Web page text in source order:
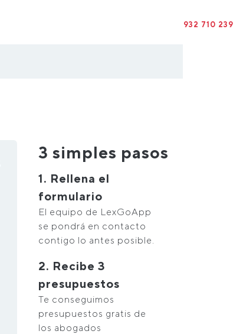
932 710 239
3 simples pasos
1. Rellena el
formulario
El equipo de LexGoApp
se pondrá en contacto
contigo lo antes posible.
2. Recibe 3
presupuestos
Te conseguimos
presupuestos gratis de
los abogados